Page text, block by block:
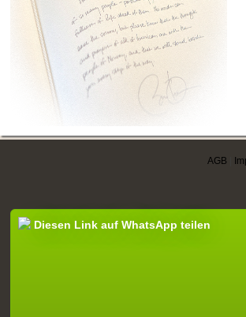
AGB
Diesen Link auf WhatsApp teilen